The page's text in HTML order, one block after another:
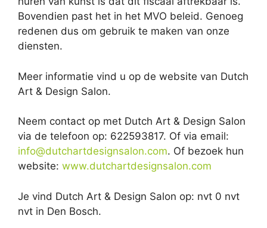
Bovendien past het in het MVO beleid. Genoeg
redenen dus om gebruik te maken van onze
diensten.
Meer informatie vind u op de website van Dutch
Art & Design Salon.
Neem contact op met Dutch Art & Design Salon
via de telefoon op: 622593817. Of via email:
info@dutchartdesignsalon.com. Of bezoek hun
website: www.dutchartdesignsalon.com
Je vind Dutch Art & Design Salon op: nvt 0 nvt
nvt in Den Bosch.